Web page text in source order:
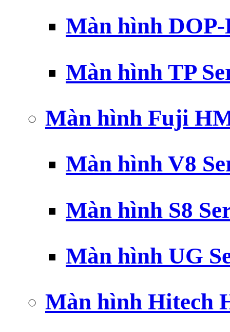
Màn hình DOP-
Màn hình TP
Màn hình Fuji
Màn hình V8
Màn hình S8
Màn hình UG
Màn hình Hitech